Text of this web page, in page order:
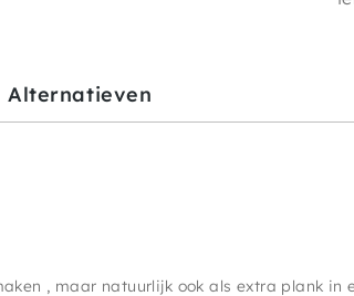
Alternatieven
, maar natuurlijk ook als extra plank in